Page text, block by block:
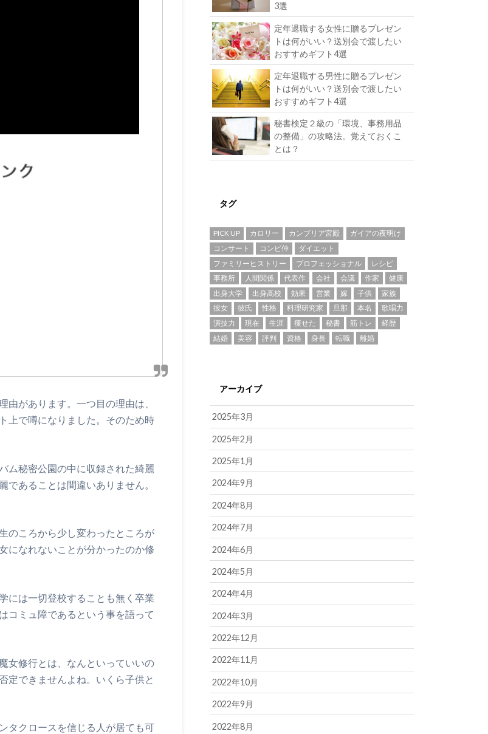
があります。一つ目の理由は、
上で噂になりました。そのため時
ム秘密公園の中に収録された綺麗
であることは間違いありません。
のころから少し変わったところが
になれないことが分かったのか修
には一切登校することも無く卒業
コミュ障であるという事を語って
女修行とは、なんといっていいの
定できませんよね。いくら子供と
タクロースを信じる人が居ても可
3選
定年退職する女性に贈るプレゼン
トは何がいい？送別会で渡したい
おすすめギフト4選
定年退職する男性に贈るプレゼン
トは何がいい？送別会で渡したい
おすすめギフト4選
秘書検定２級の「環境、事務用品
の整備」の攻略法。覚えておくこ
とは？
タグ
PICK UP カロリー カンブリア宮殿
ガイアの夜明け
コンサート
コンビ仲
ダイエット
ファミリーヒストリー
プロフェッショナル
レシピ
事務所
人間関係 代表作 会社 会議 作家
健康
出身大学
出身高校 効果 営業 嫁 子供
家族
彼女
彼氏 性格 料理研究家 旦那 本名
歌唱力
演技力
現在 生涯 痩せた 秘書 筋トレ
経歴
結婚
美容 評判 資格 身長 転職 離婚
アーカイブ
2025年3月
2025年2月
2025年1月
2024年9月
2024年8月
2024年7月
2024年6月
2024年5月
2024年4月
2024年3月
2022年12月
2022年11月
2022年10月
2022年9月
2022年8月